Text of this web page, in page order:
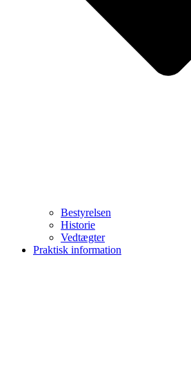
Bestyrelsen
Historie
Vedtægter
Praktisk information